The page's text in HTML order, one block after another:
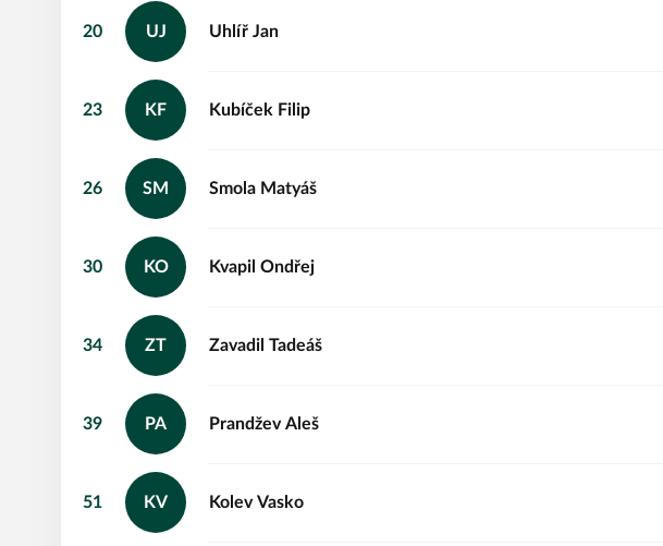
20 UJ Jan
Uhlíř
23 KF Filip
Kubíček
26 SM Matyáš
Smola
30 KO Ondřej
Kvapil
34 ZT Tadeáš
Zavadil
39 PA Aleš
Prandžev
51 KV Vasko
Kolev